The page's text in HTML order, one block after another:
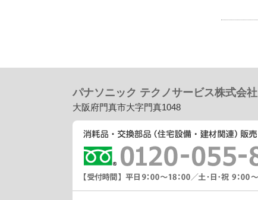
パナソニック テクノサービス株式会社
大阪府門真市大字門真1048